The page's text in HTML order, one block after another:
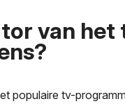
van het
populaire tv-